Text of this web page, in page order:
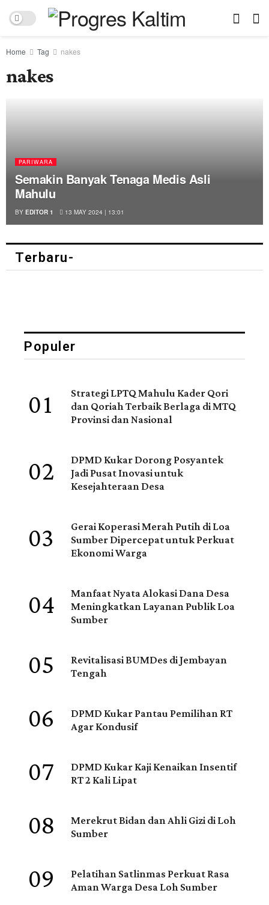
Home Tag nakes
nakes
PARIWARA
Semakin Banyak Tenaga Medis Asli
Mahulu
BY EDITOR 1 13 MAY 2024 | 13:01
Terbaru-
Populer
01 Strategi LPTQ Mahulu Kader Qori
dan Qoriah Terbaik Berlaga di MTQ
Provinsi dan Nasional
02 DPMD Kukar Dorong Posyantek
Jadi Pusat Inovasi untuk
Kesejahteraan Desa
03 Gerai Koperasi Merah Putih di Loa
Sumber Dipercepat untuk Perkuat
Ekonomi Warga
04 Manfaat Nyata Alokasi Dana Desa
Meningkatkan Layanan Publik Loa
Sumber
05 Revitalisasi BUMDes di Jembayan
Tengah
06 DPMD Kukar Pantau Pemilihan RT
Agar Kondusif
07 DPMD Kukar Kaji Kenaikan Insentif
RT 2 Kali Lipat
08 Merekrut Bidan dan Ahli Gizi di Loh
Sumber
09 Pelatihan Satlinmas Perkuat Rasa
Aman Warga Desa Loh Sumber